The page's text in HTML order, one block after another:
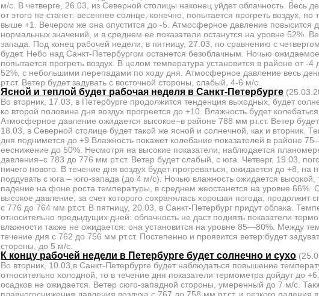
м/с. В четверге, 26.03, из Северной столицы наконец уйдет облачность. Весь
от этого не станет: весеннее солнце, конечно, попытается прогреть воздух,
выше +1. Вечером же она опустится до -5. Атмосферное давление повысится
нормальных значений, и в среднем ее показатели останутся на уровне 52%.
запада. Под конец рабочей недели, в пятницу, 27.03, по сравнению с
будет. Небо над Санкт-Петербургом останется безоблачным. Ночью
попытается прогреть воздух. В целом температура установится в районе от -
52%, с небольшими перепадами по ходу дня. Атмосферное давление весь
рт.ст. Ветер будет задувать с восточной стороны, слабый, 4-6 м/с.
Ясной и теплой будет рабочая неделя в Санкт-Петербурге
Во вторник, 17.03, в Петербурге продолжится тенденция выходных, будет
ко второй половине дня воздух прогреется до +10. Влажность будет
Атмосферное давление ожидается высокое–в районе 788 мм рт.ст. Ветер
18.03, в Северной столице будет такой же ясной и солнечной, как и вторник.
дня поднимется до +9.Влажность покажет колебание показателей в районе
ееснижение до 50%. Несмотря на высокие показатели, наблюдается
давления–с 783 до 776 мм рт.ст. Ветер будет слабый, с юга. Четверг, 19.03,
ничего нового. В течение дня воздух будет прогреваться, ожидается до +8, на
поддувать с юга – юго-запада (до 4 м/с). Ночью влажность ожидается высокой,
падение на фоне роста температуры, в среднем жеостанется на уровне 66%.
высокое давление, за счет которого сохранялась хорошая погода, продолжит
с 776 до 764 мм рт.ст. В пятницу, 20.03, в Санкт-Петербург придут облака.
относительно предыдущих дней: облачность не даст поднять показатели
влажности также не ожидается: она установится на уровне 85—80%. Между
течение дня с 762 до 756 мм рт.ст. Постепенно и проявится ветер:будет
стороны, до 5 м/с.
К концу рабочей недели в Петербурге будет солнечно и сухо
Во вторник, 10.03,в Санкт-Петербурге будет наблюдаться повышение
относительно холодной, то в течение дня показатели термометра дойдут до
осадков не ожидается. Ветер сюго-западной стороны, умеренный до 7 м/с.